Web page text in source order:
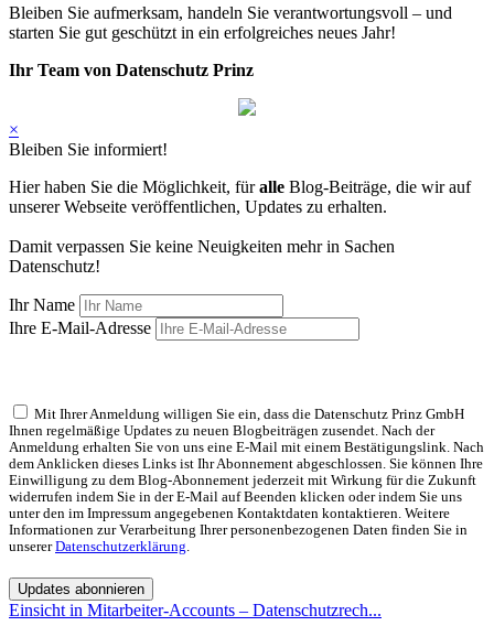
Bleiben Sie aufmerksam, handeln Sie verantwortungsvoll – und
starten Sie gut geschützt in ein erfolgreiches neues Jahr!
Ihr Team von Datenschutz Prinz
×
Bleiben Sie informiert!
Hier haben Sie die Möglichkeit, füralle Blog-Beiträge, die wir auf
unserer Webseite veröffentlichen, Updates zu erhalten.
Damit verpassen Sie keine Neuigkeiten mehr in Sachen
Datenschutz!
Ihr Name
Ihre E-Mail-Adresse
Mit Ihrer Anmeldung willigen Sie ein, dass die Datenschutz Prinz GmbH
Ihnen regelmäßige Updates zu neuen Blogbeiträgen zusendet. Nach der
Anmeldung erhalten Sie von uns eine E-Mail mit einem Bestätigungslink. Nach
dem Anklicken dieses Links ist Ihr Abonnement abgeschlossen. Sie können Ihre
Einwilligung zu dem Blog-Abonnement jederzeit mit Wirkung für die Zukunft
widerrufen indem Sie in der E-Mail auf Beenden klicken oder indem Sie uns
unter den im Impressum angegebenen Kontaktdaten kontaktieren. Weitere
Informationen zur Verarbeitung Ihrer personenbezogenen Daten finden Sie in
unsererDatenschutzerklärung.
Updates abonnieren
Einsicht in Mitarbeiter-Accounts – Datenschutzrech...